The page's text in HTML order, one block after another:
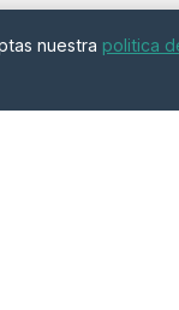
nuestra politica